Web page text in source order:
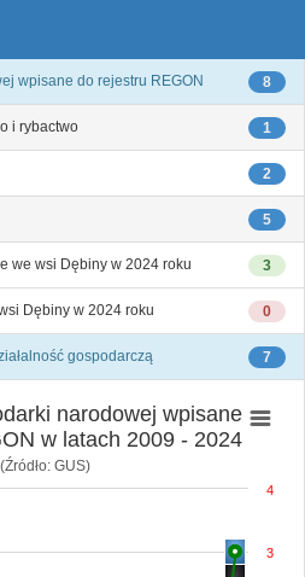
8
wpisane do rejestru REGON
1
i rybactwo
2
5
3
we wsi Dębiny w 2024 roku
0
Dębiny w 2024 roku
7
gospodarczą
narodowej wpisane
w latach 2009 - 2024
(Źródło: GUS)
3
4